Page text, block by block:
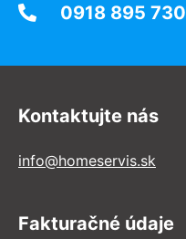
0918 895 730
Kontaktujte nás
info@homeservis.sk
Fakturačné údaje